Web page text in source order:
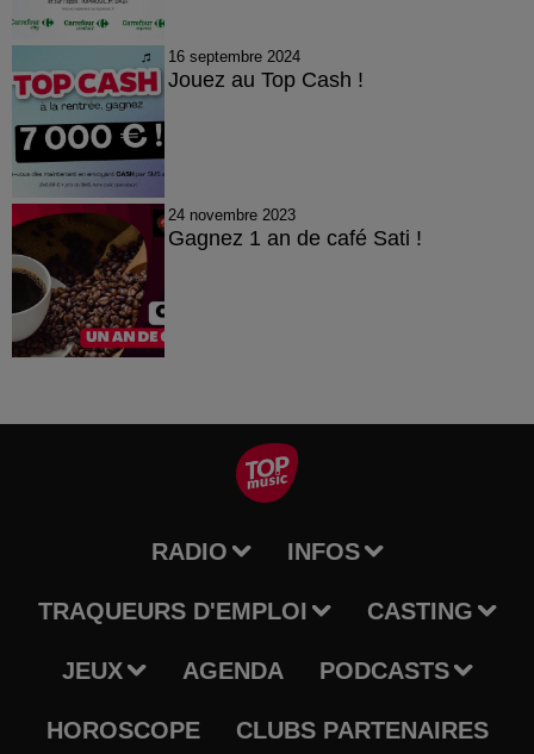
16 septembre 2024
Jouez au Top Cash !
24 novembre 2023
Gagnez 1 an de café Sati !
RADIO INFOS
TRAQUEURS D'EMPLOI CASTING
JEUX AGENDA PODCASTS
HOROSCOPE CLUBS PARTENAIRES